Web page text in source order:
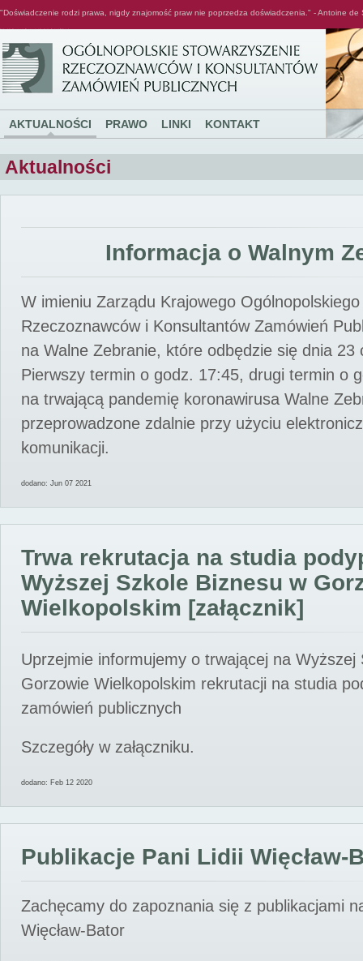
"Doświadczenie rodzi prawa, nigdy znajomość praw nie poprzedza doświadczenia." - Antoine de
AKTUALNOŚCI PRAWO LINKI KONTAKT
Aktualności
Informacja o Walnym
W imieniu Zarządu Krajowego
Rzeczoznawców i Konsultantów Zamówień
na Walne Zebranie, które odbędzie się dnia 23
Pierwszy termin o godz. 17:45, drugi termin o
na trwającą pandemię koronawirusa Walne
przeprowadzone zdalnie przy użyciu
komunikacji.
dodano: Jun 07 2021
Trwa rekrutacja na studia
Wyższej Szkole Biznesu w
Wielkopolskim [załącznik]
Uprzejmie informujemy o trwającej na Wyższej
Gorzowie Wielkopolskim rekrutacji na studia
zamówień publicznych
Szczegóły w załączniku.
dodano: Feb 12 2020
Publikacje Pani Lidii Więcław-
Zachęcamy do zapoznania się z publikacjami
Więcław-Bator